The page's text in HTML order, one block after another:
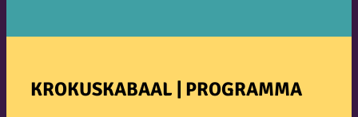
KROKUSKABAAL | PROGRAMMA